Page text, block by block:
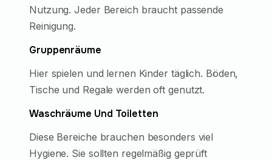
Nutzung. Jeder Bereich braucht passende
Reinigung.
Gruppenräume
Hier spielen und lernen Kinder täglich. Böden,
Tische und Regale werden oft genutzt.
Waschräume Und Toiletten
Diese Bereiche brauchen besonders viel
Hygiene. Sie sollten regelmäßig geprüft